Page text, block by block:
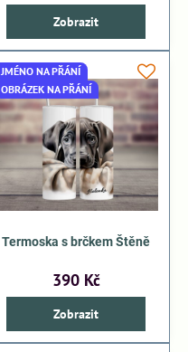
Zobrazit
JMÉNO NA PŘÁNÍ
OBRÁZEK NA PŘÁNÍ
Termoska s brčkem Štěně
390 Kč
Zobrazit